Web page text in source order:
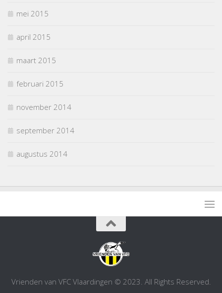
mei 2015
april 2015
maart 2015
februari 2015
november 2014
september 2014
augustus 2014
Vrienden van VFC Vlaardingen © 2023. All Rights Reserved.